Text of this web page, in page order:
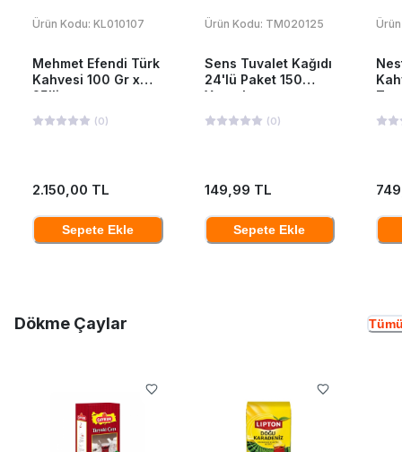
Ürün Kodu: KL010107
Mehmet Efendi Türk
Kahvesi 100 Gr x
25'li
(0)
2.150,00 TL
Sepete Ekle
Ürün Kodu: TM020125
Sens Tuvalet Kağıdı
24'lü Paket 150
Yaprak
(0)
149,99 TL
Sepete Ekle
Dökme Çaylar